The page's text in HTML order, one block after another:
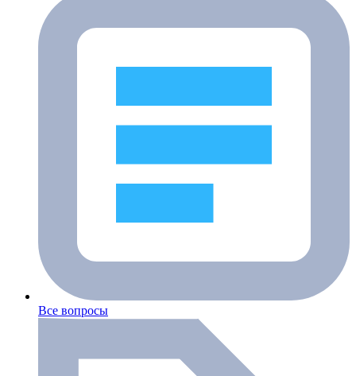
Все вопросы